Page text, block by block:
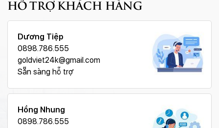
HỖ TRỢ KHÁCH HÀNG
Dương Tiệp
0898.786.555
goldviet24k@gmail.com
Sẵn sàng hỗ trợ
Hồng Nhung
0898.786.555